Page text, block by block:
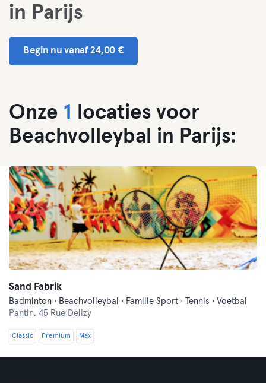
in Parijs
Begin nu vanaf 24,00 €
Onze 1
locaties voor
Beachvolleybal in Parijs:
Sand Fabrik
Badminton · Beachvolleybal · Familie Sport · Tennis · Voetbal
Pantin, 45 Rue Delizy
Classic Premium Max